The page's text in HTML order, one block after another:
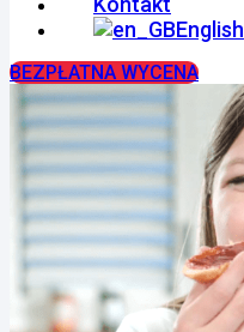
English
BEZPŁATNA WYCENA